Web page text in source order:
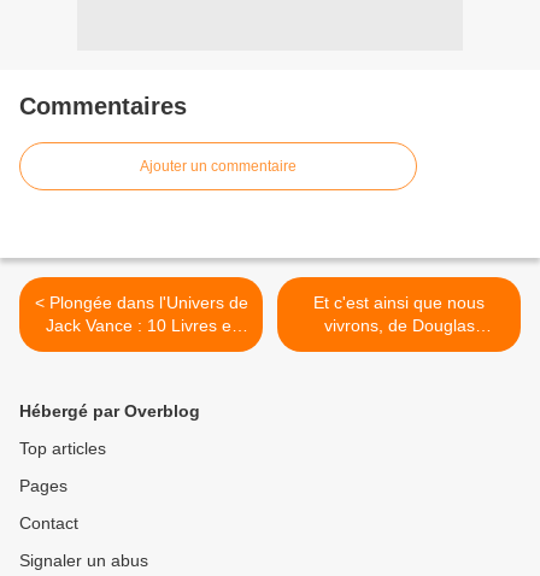
Commentaires
Ajouter un commentaire
< Plongée dans l'Univers de
Jack Vance : 10 Livres et
saga Essentiels !
Et c'est ainsi que nous
vivrons, de Douglas
Kennedy >
Hébergé par Overblog
Top articles
Pages
Contact
Signaler un abus